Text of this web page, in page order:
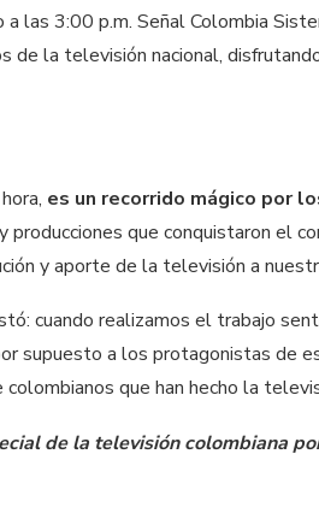
las 3:00 p.m. Señal Colombia
de la televisión nacional,
es un recorrido mágico por
producciones que conquistaron el
y aporte de la televisión a
cuando realizamos el trabajo
supuesto a los protagonistas
que han hecho la
de la televisión colombiana